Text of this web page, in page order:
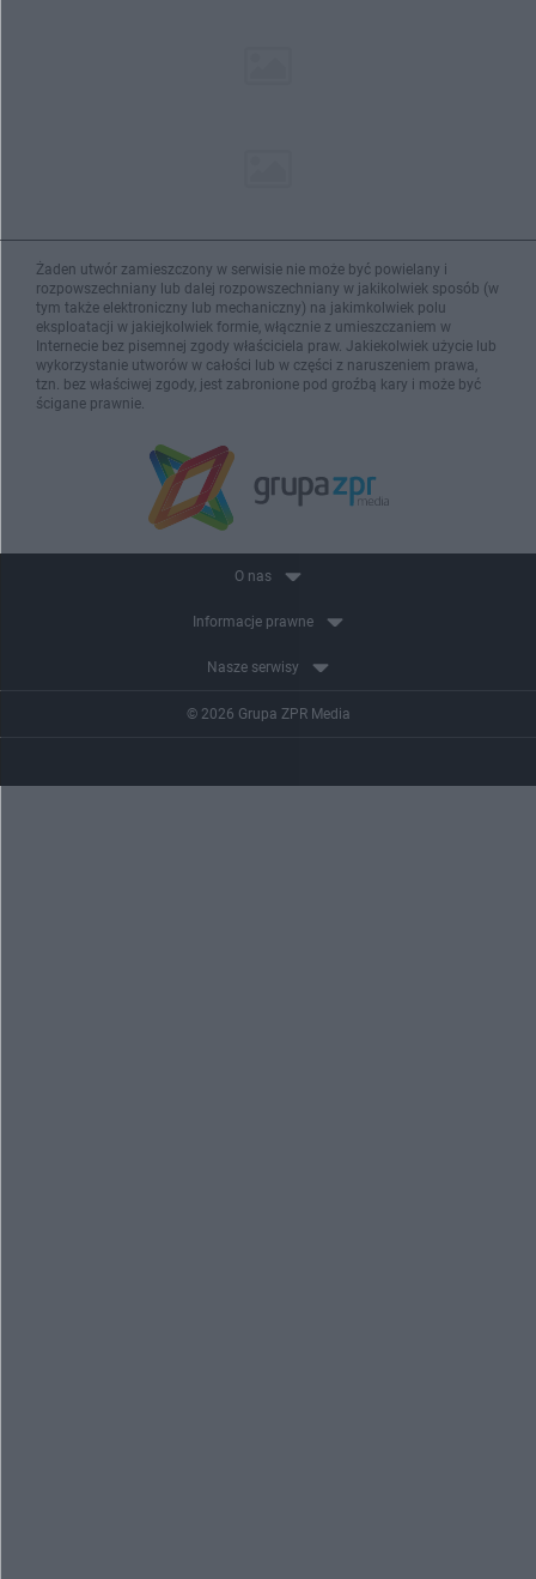
Żaden utwór zamieszczony w serwisie nie może być powielany i
rozpowszechniany lub dalej rozpowszechniany w jakikolwiek sposób (w
tym także elektroniczny lub mechaniczny) na jakimkolwiek polu
eksploatacji w jakiejkolwiek formie, włącznie z umieszczaniem w
Internecie bez pisemnej zgody właściciela praw. Jakiekolwiek użycie lub
wykorzystanie utworów w całości lub w części z naruszeniem prawa,
tzn. bez właściwej zgody, jest zabronione pod groźbą kary i może być
ścigane prawnie.
O nas
Informacje prawne
Nasze serwisy
© 2026 Grupa ZPR Media